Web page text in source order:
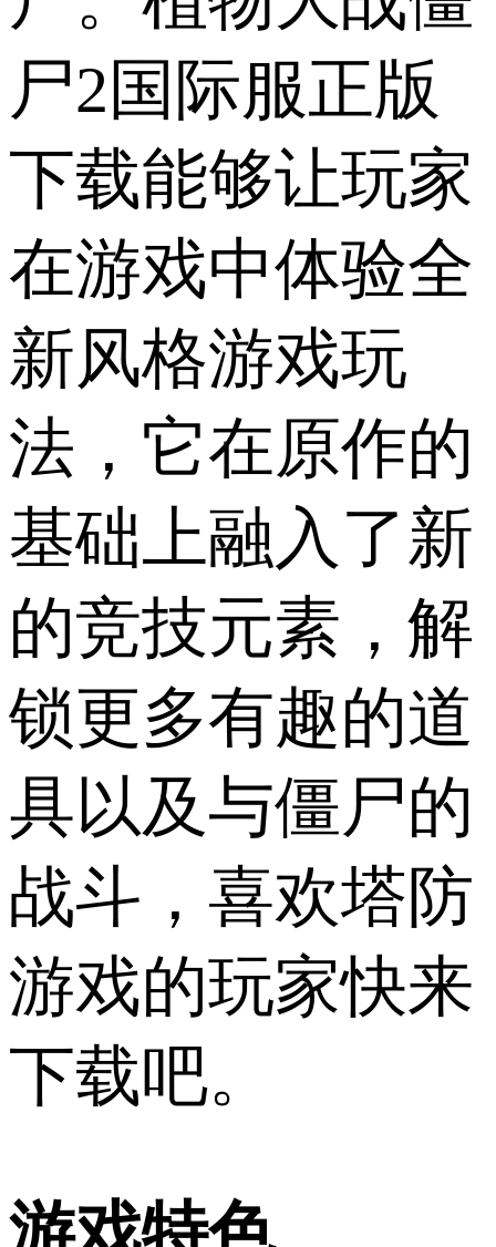
尸2国际服正版
下载能够让玩家
在游戏中体验全
新风格游戏玩
法，它在原作的
基础上融入了新
的竞技元素，解
锁更多有趣的道
具以及与僵尸的
战斗，喜欢塔防
游戏的玩家快来
下载吧。
游戏特色